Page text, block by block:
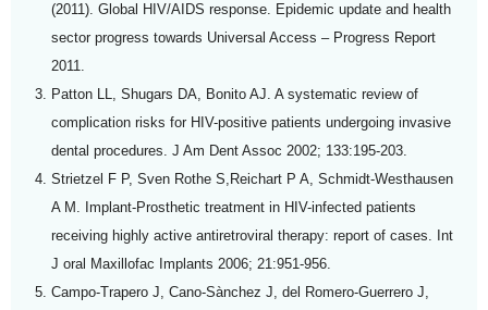
(2011). Global HIV/AIDS response. Epidemic update and health
sector progress towards Universal Access – Progress Report
2011.
Patton LL, Shugars DA, Bonito AJ. A systematic review of
complication risks for HIV-positive patients undergoing invasive
dental procedures. J Am Dent Assoc 2002; 133:195-203.
Strietzel F P, Sven Rothe S,Reichart P A, Schmidt-Westhausen
A M. Implant-Prosthetic treatment in HIV-infected patients
receiving highly active antiretroviral therapy: report of cases. Int
J oral Maxillofac Implants 2006; 21:951-956.
Campo-Trapero J, Cano-Sànchez J, del Romero-Guerrero J,